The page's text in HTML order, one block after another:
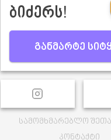
ბიძერს!
განმარტე
სამომხმარებლო
კონტაქტი